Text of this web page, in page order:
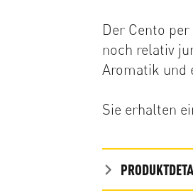
Der Cento
noch relativ
Aromatik und
Sie erhalten